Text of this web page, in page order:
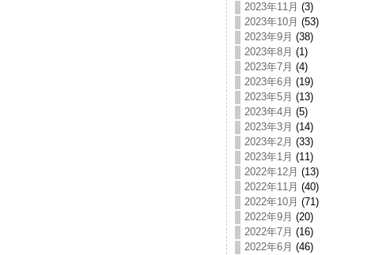
2023年11月 (3)
2023年10月 (53)
2023年9月 (38)
2023年8月 (1)
2023年7月 (4)
2023年6月 (19)
2023年5月 (13)
2023年4月 (5)
2023年3月 (14)
2023年2月 (33)
2023年1月 (11)
2022年12月 (13)
2022年11月 (40)
2022年10月 (71)
2022年9月 (20)
2022年7月 (16)
2022年6月 (46)